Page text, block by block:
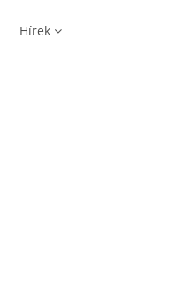
Hírek